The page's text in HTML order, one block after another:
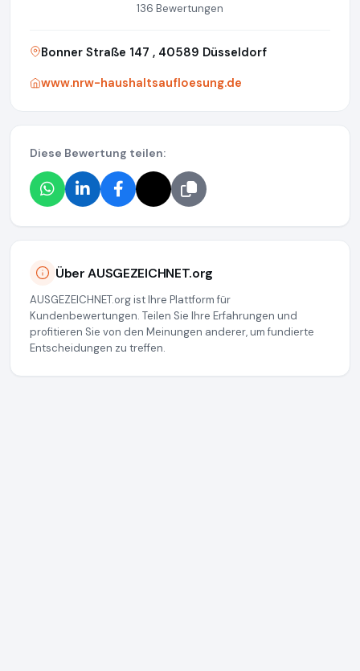
136 Bewertungen
Bonner Straße 147 , 40589 Düsseldorf
www.nrw-haushaltsaufloesung.de
Diese Bewertung teilen:
Über AUSGEZEICHNET.org
AUSGEZEICHNET.org ist Ihre Plattform für
Kundenbewertungen. Teilen Sie Ihre Erfahrungen und
profitieren Sie von den Meinungen anderer, um fundierte
Entscheidungen zu treffen.